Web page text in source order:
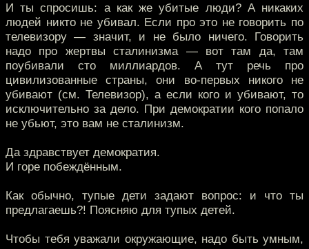
И ты спросишь: а как же убитые люди? А никаких
людей никто не убивал. Если про это не говорить по
телевизору — значит, и не было ничего. Говорить
надо про жертвы сталинизма — вот там да, там
поубивали сто миллиардов. А тут речь про
цивилизованные страны, они во-первых никого не
убивают (см. Телевизор), а если кого и убивают, то
исключительно за дело. При демократии кого попало
не убьют, это вам не сталинизм.
Да здравствует демократия.
И горе побеждённым.
Как обычно, тупые дети задают вопрос: и что ты
предлагаешь?! Поясняю для тупых детей.
Чтобы тебя уважали окружающие, надо быть умным,